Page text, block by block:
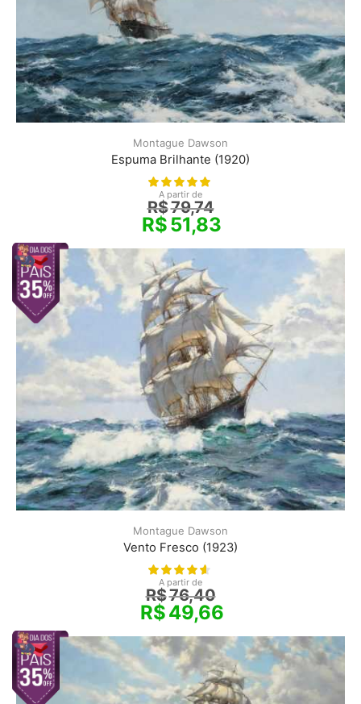
Montague Dawson
Espuma Brilhante (1920)
A partir de
R$79,74
R$51,83
Montague Dawson
Vento Fresco (1923)
A partir de
R$76,40
R$49,66